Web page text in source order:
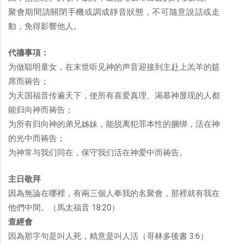
聚會期間請關閉手機或調成靜音狀態，不可隨意說話或走
動，免得影響他人。
代禱事項：
为做聪明童女，在末世听见神的声音迎接到主赴上羔羊的筵
席而祷告；
为天国福音传遍天下，使所有喜爱真理、渴慕神显现的人都
能归向神而祷告；
为所有归向神的弟兄姊妹，能脱离犯罪本性的捆绑，活在神
的光中而祷告；
为神常与我们同在，保守我们活在神爱中而祷告。
主日敬拜
因為無論在哪裡，有兩三個人奉我的名聚會，那裡就有我在
他們中間。（馬太福音 18:20）
查經會
因為那字句是叫人死，精意是叫人活（哥林多後書 3:6）